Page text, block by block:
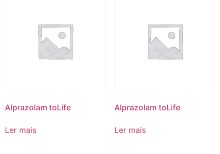
Alprazolam toLife
Ler mais
Alprazolam toLife
Ler mais